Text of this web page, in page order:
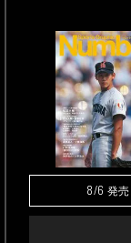
8/6 発売